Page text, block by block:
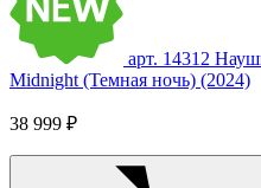
арт. 14312
Midnight (Темная ночь) (2024)
38 999 ₽